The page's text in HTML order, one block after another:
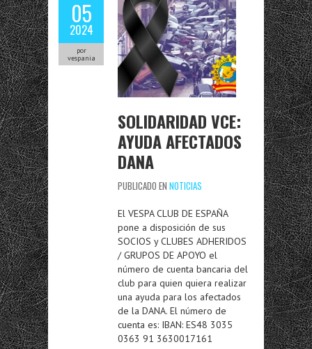
05
2024
por
vespania
SOLIDARIDAD VCE:
AYUDA AFECTADOS
DANA
PUBLICADO EN NOTICIAS
El VESPA CLUB DE ESPAÑA
pone a disposición de sus
SOCIOS y CLUBES ADHERIDOS
/ GRUPOS DE APOYO el
número de cuenta bancaria del
club para quien quiera realizar
una ayuda para los afectados
de la DANA. El número de
cuenta es: IBAN: ES48 3035
0363 91 3630017161